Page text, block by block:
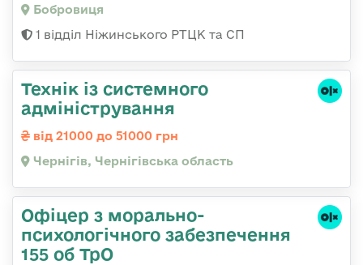
Бобровиця
1 відділ Ніжинського РТЦК та СП
Технік із системного
адміністрування
від 21000 до 51000 грн
Чернігів, Чернігівська область
Офіцер з морально-
психологічного забезпечення
155 об ТрО